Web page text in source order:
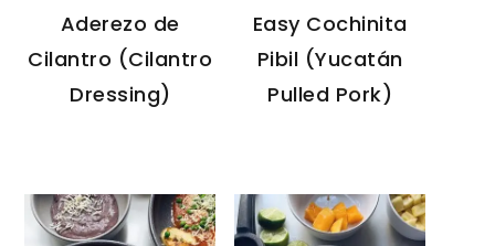
Aderezo de
Cilantro (Cilantro
Dressing)
Easy Cochinita
Pibil (Yucatán
Pulled Pork)